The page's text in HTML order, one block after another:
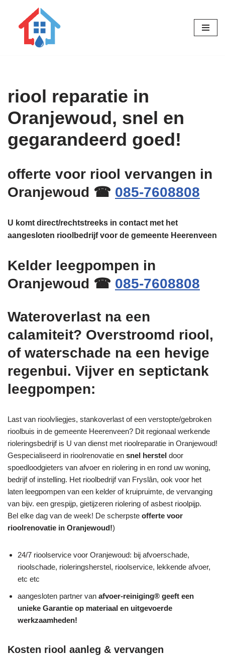
riool reparatie in
Oranjewoud, snel en
gegarandeerd goed!
offerte voor riool vervangen in
Oranjewoud ☎ 085-7608808
U komt direct/rechtstreeks in contact met het
aangesloten rioolbedrijf voor de gemeente Heerenveen
Kelder leegpompen in
Oranjewoud ☎ 085-7608808
Wateroverlast na een
calamiteit? Overstroomd riool,
of waterschade na een hevige
regenbui. Vijver en septictank
leegpompen:
Last van rioolvliegjes, stankoverlast of een verstopte/gebroken
rioolbuis in de gemeente Heerenveen? Dit regionaal werkende
rioleringsbedrijf is U van dienst met rioolreparatie in Oranjewoud!
Gespecialiseerd in rioolrenovatie en snel herstel door
spoedloodgieters van afvoer en riolering in en rond uw woning,
bedrijf of instelling. Het rioolbedrijf van Fryslân, ook voor het
laten leegpompen van een kelder of kruipruimte, de vervanging
van bijv. een grespijp, gietijzeren riolering of asbest rioolpijp.
Bel elke dag van de week! De scherpste offerte voor
rioolrenovatie in Oranjewoud!)
24/7 rioolservice voor Oranjewoud: bij afvoerschade,
rioolschade, rioleringsherstel, rioolservice, lekkende afvoer,
etc etc
aangesloten partner van afvoer-reiniging® geeft een
unieke Garantie op materiaal en uitgevoerde
werkzaamheden!
Kosten riool aanleg & vervangen